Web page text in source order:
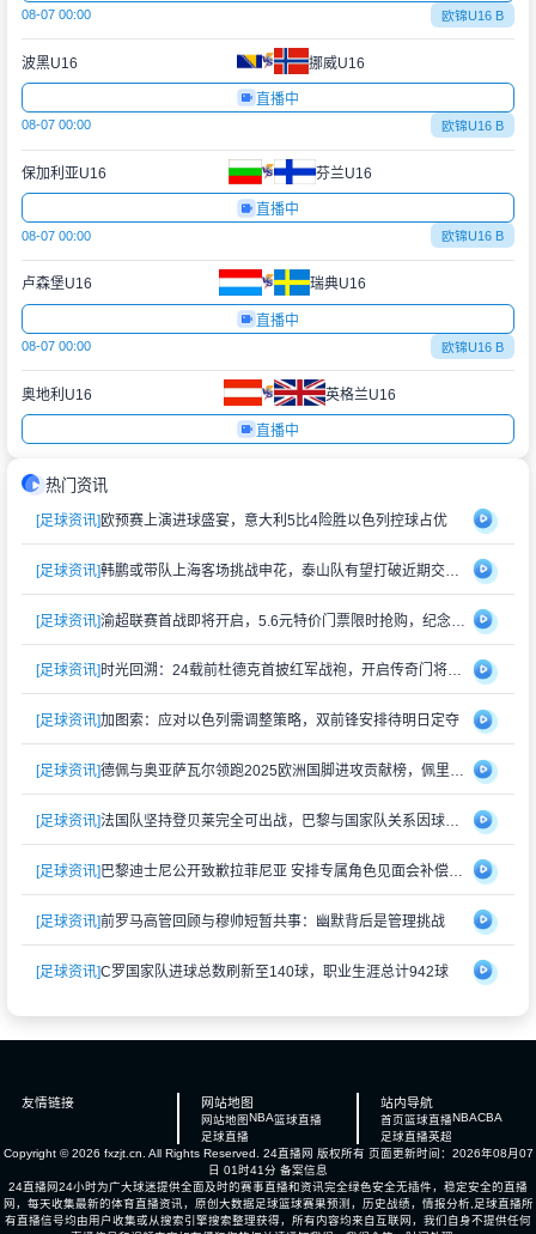
08-07 00:00 欧锦U16 B
波黑U16 挪威U16
直播中
08-07 00:00 欧锦U16 B
保加利亚U16 芬兰U16
直播中
08-07 00:00 欧锦U16 B
卢森堡U16 瑞典U16
直播中
08-07 00:00 欧锦U16 B
奥地利U16 英格兰U16
直播中
热门资讯
[足球资讯]欧预赛上演进球盛宴，意大利5比4险胜以色列控球占优
[足球资讯]
[足球资讯] 渝超联赛首战即将开启，5.6元特价门票限时抢购，纪念礼品同步赠送
[足球资讯] 时光回溯：24载前杜德克首披红军战袍，开启传奇门将生涯
[足球资讯]加图索：应对以色列需调整策略，双前锋安排待明日定夺
[足球资讯] 德佩与奥亚萨瓦尔领跑2025欧洲国脚进攻贡献榜，佩里西奇紧随其后
[足球资讯] 法国队坚持登贝莱完全可出战，巴黎与国家队关系因球员伤情再度紧张
[足球资讯] 巴黎迪士尼公开致歉拉菲尼亚 安排专属角色见面会补偿受冷落经历
[足球资讯]前罗马高管回顾与穆帅短暂共事：幽默背后是管理挑战
[足球资讯]C罗国家队进球总数刷新至140球，职业生涯总计942球
友情链接 网站地图
网站地图 NBA篮球直播
足球直播
站内导航
首页篮球直播NBACBA
足球直播英超
Copyright © 2026 fxzjt.cn. All Rights Reserved. 24直播网 版权所有 页面更新时间：2026年08月07
日 01时41分 备案信息
24直播网24小时为广大球迷提供全面及时的赛事直播和资讯完全绿色安全无插件，稳定安全的直播
网，每天收集最新的体育直播资讯，原创大数据足球篮球赛果预测，历史战绩，情报分析,足球直播所
有直播信号均由用户收集或从搜索引擎搜索整理获得，所有内容均来自互联网，我们自身不提供任何